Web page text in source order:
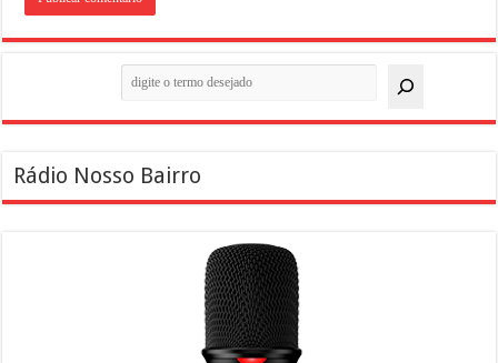
Rádio Nosso Bairro